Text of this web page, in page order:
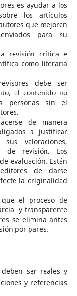
es ayudar a los
los artículos
que mejoren
para su
revisión crítica e
como literaria
debe ser
el contenido no
personas sin el
de manera
a justificar
valoraciones,
de revisión. Los
evaluación. Están
de darse
la originalidad
el proceso de
y transparente
se elimina antes
por pares.
ser reales y
y referencias